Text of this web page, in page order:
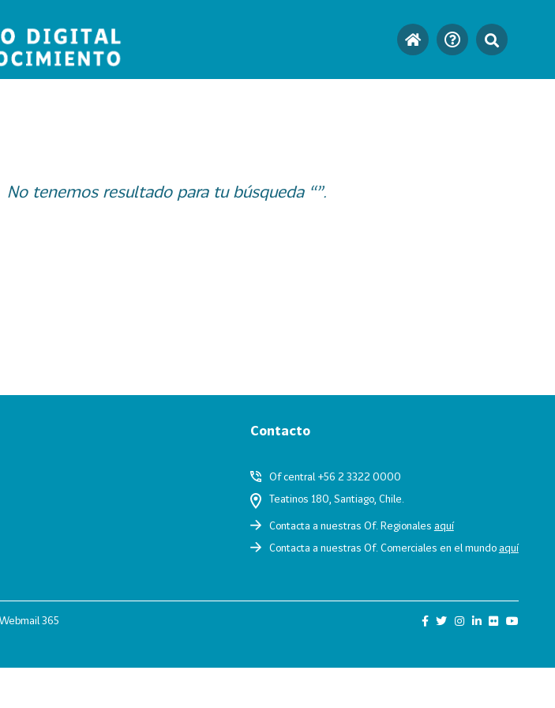
No tenemos resultado para tu búsqueda “”.
Contacto
Of central +56 2 3322 0000
Teatinos 180, Santiago, Chile.
Contacta a nuestras Of. Regionales aquí
Contacta a nuestras Of. Comerciales en el mundoaquí
Webmail 365